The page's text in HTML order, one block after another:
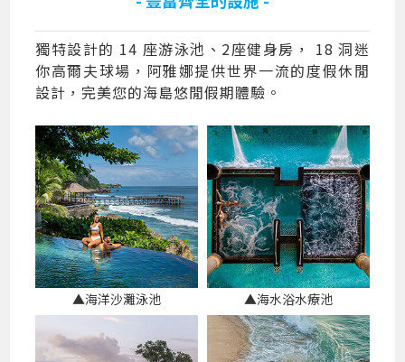
獨特設計的 14 座游泳池、2座健身房， 18 洞迷
你高爾夫球場，阿雅娜提供世界一流的度假休閒
設計，完美您的海島悠閒假期體驗。
▲海洋沙灘泳池 ▲海水浴水療池